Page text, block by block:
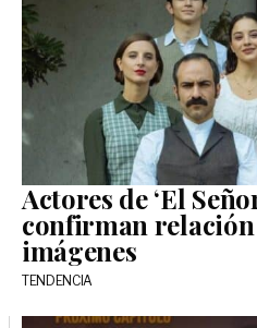
Actores de ‘El
confirman
imágenes
TENDENCIA